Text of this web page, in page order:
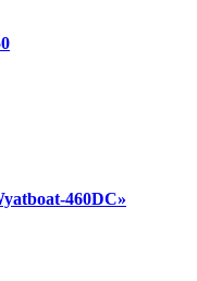
460DC»